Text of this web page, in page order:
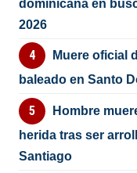
dominicana en
2026
Muere oficial
baleado en Santo
Hombre
herida tras ser
Santiago